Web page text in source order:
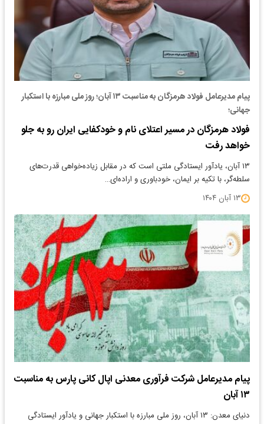
پیام مدیرعامل فولاد هرمزگان به مناسبت ۱۳ آبان؛ روز ملی مبارزه با استکبار
جهانی؛
فولاد هرمزگان در مسیر اعتلای نام و خودکفایی ایران رو به جلو
خواهد رفت
۱۳ آبان، یادآور ایستادگی ملتی است که در مقابل زیاده‌خواهی قدرت‌های
سلطه‌گر، با تکیه بر ایمان، خودباوری و اراده‌ای…
۱۳ آبان ۱۴۰۴
پیام مدیرعامل شرکت فرآوری معدنی اپال کانی پارس به مناسبت
۱۳ آبان
دنیای معدن: ۱۳ آبان، روز ملی مبارزه با استکبار جهانی و یادآور ایستادگی